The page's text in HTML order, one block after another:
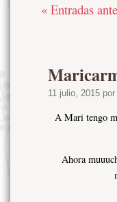
« Entradas
11 julio, 2015
A Mari tengo
Ahora